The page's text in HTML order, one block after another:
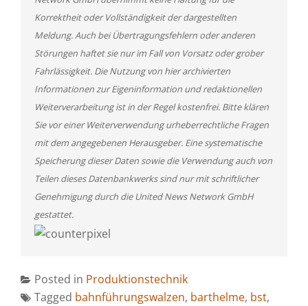
Korrektheit oder Vollständigkeit der dargestellten
Meldung. Auch bei Übertragungsfehlern oder anderen
Störungen haftet sie nur im Fall von Vorsatz oder grober
Fahrlässigkeit. Die Nutzung von hier archivierten
Informationen zur Eigeninformation und redaktionellen
Weiterverarbeitung ist in der Regel kostenfrei. Bitte klären
Sie vor einer Weiterverwendung urheberrechtliche Fragen
mit dem angegebenen Herausgeber. Eine systematische
Speicherung dieser Daten sowie die Verwendung auch von
Teilen dieses Datenbankwerks sind nur mit schriftlicher
Genehmigung durch die United News Network GmbH
gestattet.
Posted in Produktionstechnik
Tagged bahnführungswalzen, barthelme, bst,